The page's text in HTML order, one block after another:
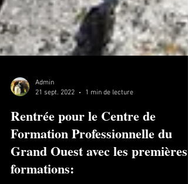
21 sept. 2022
1 min de lecture
Rentrée pour le Centre de
Formation Professionnelle du